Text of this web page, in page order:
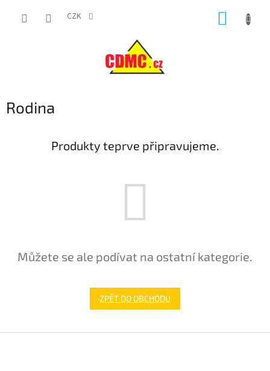
CZK
Rodina
Produkty teprve připravujeme.
Můžete se ale podívat na ostatní kategorie.
ZPĚT DO OBCHODU